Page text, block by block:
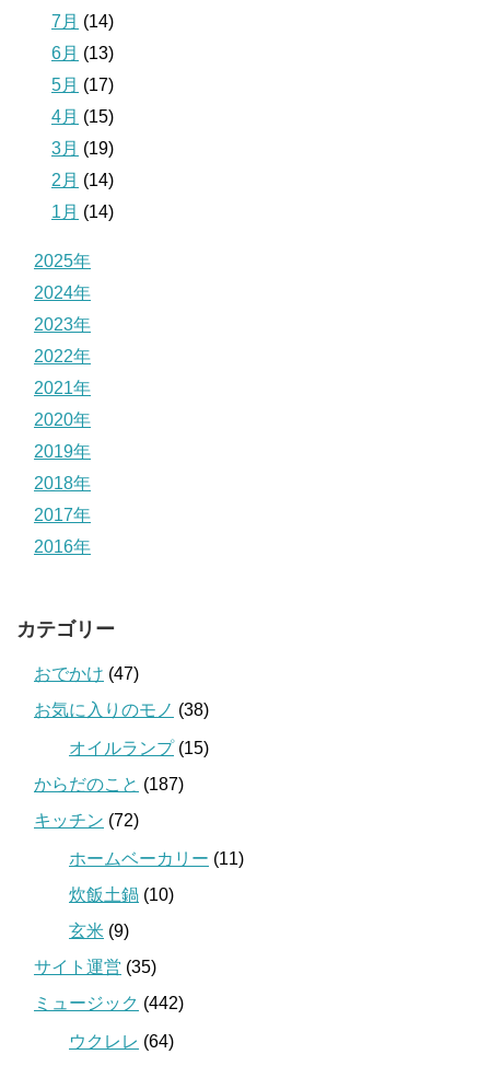
7月 (14)
6月 (13)
5月 (17)
4月 (15)
3月 (19)
2月 (14)
1月 (14)
2025年
2024年
2023年
2022年
2021年
2020年
2019年
2018年
2017年
2016年
カテゴリー
おでかけ (47)
お気に入りのモノ (38)
オイルランプ(15)
からだのこと (187)
キッチン (72)
ホームベーカリー (11)
炊飯土鍋 (10)
玄米 (9)
サイト運営 (35)
ミュージック (442)
ウクレレ (64)